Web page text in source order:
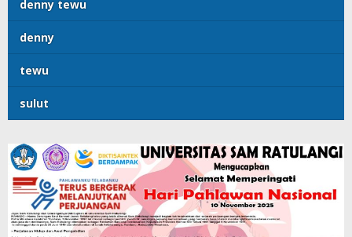
denny tewu
denny
tewu
sulut